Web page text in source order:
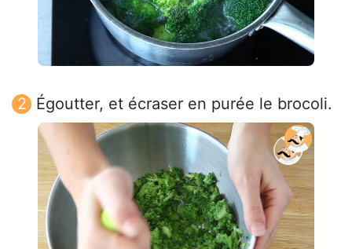
Égoutter, et écraser en purée le brocoli.